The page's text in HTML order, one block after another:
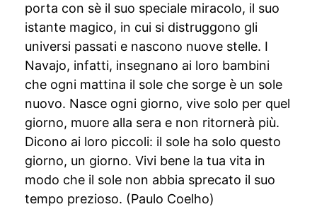
porta con sè il suo speciale miracolo, il suo
istante magico, in cui si distruggono gli
universi passati e nascono nuove stelle. I
Navajo, infatti, insegnano ai loro bambini
che ogni mattina il sole che sorge è un sole
nuovo. Nasce ogni giorno, vive solo per quel
giorno, muore alla sera e non ritornerà più.
Dicono ai loro piccoli: il sole ha solo questo
giorno, un giorno. Vivi bene la tua vita in
modo che il sole non abbia sprecato il suo
tempo prezioso. (Paulo Coelho)